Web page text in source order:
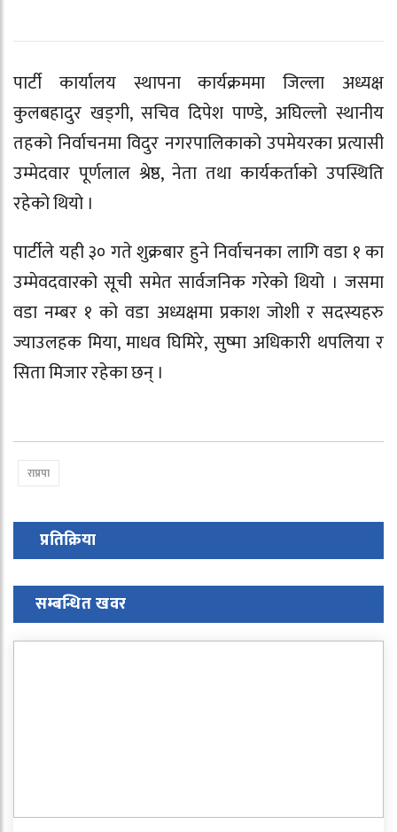
पार्टी कार्यालय स्थापना कार्यक्रममा जिल्ला अध्यक्ष
कुलबहादुर खड्गी, सचिव दिपेश पाण्डे, अघिल्लो स्थानीय
तहको निर्वाचनमा विदुर नगरपालिकाको उपमेयरका प्रत्यासी
उम्मेदवार पूर्णलाल श्रेष्ठ, नेता तथा कार्यकर्ताको उपस्थिति
रहेको थियो ।
पार्टीले यही ३० गते शुक्रबार हुने निर्वाचनका लागि वडा १ का
उम्मेवदवारको सूची समेत सार्वजनिक गरेको थियो । जसमा
वडा नम्बर १ को वडा अध्यक्षमा प्रकाश जोशी र सदस्यहरु
ज्याउलहक मिया, माधव घिमिरे, सुष्मा अधिकारी थपलिया र
सिता मिजार रहेका छन् ।
राप्रपा
प्रतिक्रिया
सम्बन्धित खवर